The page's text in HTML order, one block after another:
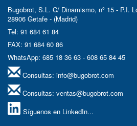
Bugobrot, S.L. C/ Dinamismo, nº 15 - P.I.
28906 Getafe - (Madrid)
Tel: 91 684 61 84
FAX: 91 684 60 86
WhatsApp: 685 18 36 63 - 608 65 84 45
Consultas: info@bugobrot.com
Consultas: ventas@bugobrot.com
Síguenos en LinkedIn...